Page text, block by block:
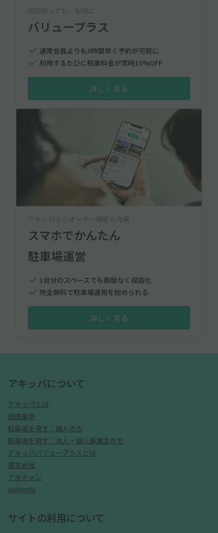
何回使っても、お得に
バリュープラス
通常会員よりも3時間早く予約が可能に
利用するたびに駐車料金が常時10%OFF
詳しく見る
アキッパならオーナー機能も充実
スマホでかんたん
駐車場運営
1台分のスペースでも無駄なく収益化
完全無料で駐車場運用を始められる
詳しく見る
アキッパについて
アキッパとは
提携事例
駐車場を貸す：個人の方
駐車場を貸す：法人・個人事業主の方
アキッパバリュープラスとは
運営会社
アキチャン
akipedia
サイトの利用について